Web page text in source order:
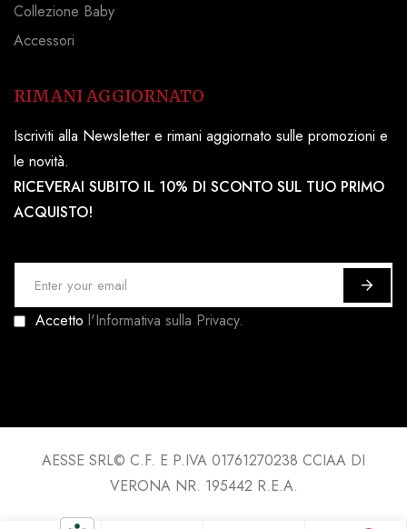
Collezione Baby
Accessori
RIMANI AGGIORNATO
Iscriviti alla Newsletter e rimani aggiornato sulle promozioni e
le novità.
RICEVERAI SUBITO IL 10% DI SCONTO SUL TUO PRIMO
ACQUISTO!
c
i
Accetto l'Informativa sulla Privacy.
AESSE SRL© C.F. E P.IVA 01761270238 CCIAA DI
VERONA NR. 195442 R.E.A.